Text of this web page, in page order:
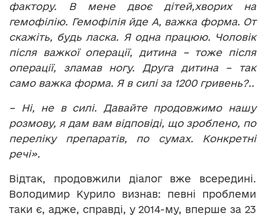
фактору. В мене двоє дітей,хворих на
гемофілію. Гемофілія йде А, важка форма. От
скажіть, будь ласка. Я одна працюю. Чоловік
після важкої операції, дитина – тоже після
операції, зламав ногу. Друга дитина – так
само важка форма. Я в силі за 1200 гривень?..
– Ні, не в силі. Давайте продовжимо нашу
розмову, я дам вам відповіді, що зроблено, по
переліку препаратів, по сумах. Конкретні
речі».
Відтак, продовжили діалог вже всередині.
Володимир Курило визнав: певні проблеми
таки є, адже, справді, у 2014-му, вперше за 23